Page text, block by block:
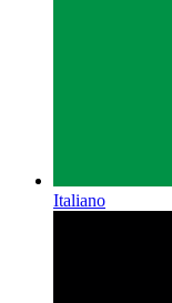
Italiano